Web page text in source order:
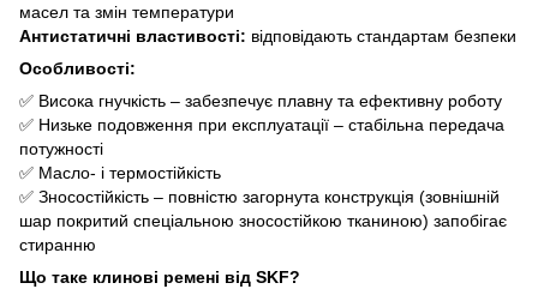
масел та змін температури
Антистатичні властивості: відповідають стандартам безпеки
Особливості:
✅ Висока гнучкість – забезпечує плавну та ефективну роботу
✅ Низьке подовження при експлуатації – стабільна передача
потужності
✅ Масло- і термостійкість
✅ Зносостійкість – повністю загорнута конструкція (зовнішній
шар покритий спеціальною зносостійкою тканиною) запобігає
стиранню
Що таке клинові ремені від SKF?